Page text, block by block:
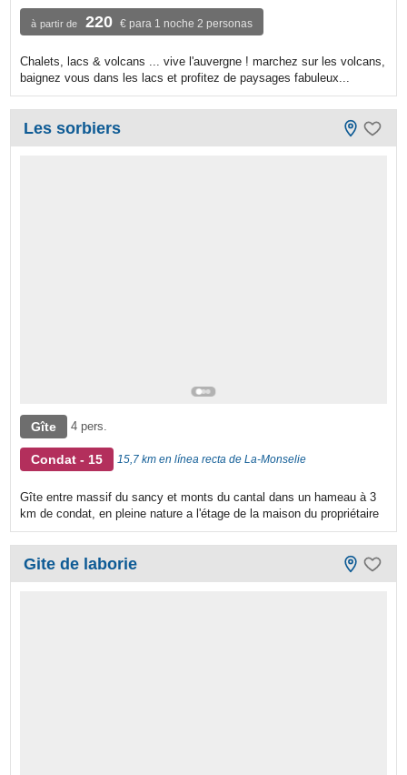
à partir de 220 € para 1 noche 2 personas
Chalets, lacs & volcans ... vive l'auvergne ! marchez sur les volcans,
baignez vous dans les lacs et profitez de paysages fabuleux...
Les sorbiers
Gîte 4 pers.
Condat - 15 15,7 km en línea recta de La-Monselie
Gîte entre massif du sancy et monts du cantal dans un hameau à 3
km de condat, en pleine nature a l'étage de la maison du propriétaire
Gite de laborie